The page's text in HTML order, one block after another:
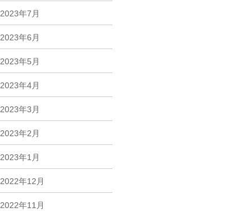
2023年7月
2023年6月
2023年5月
2023年4月
2023年3月
2023年2月
2023年1月
2022年12月
2022年11月